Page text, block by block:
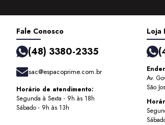
Fale Conosco
(48) 3380-2335
sac@espacoprime.com.br
Horário de atendimento:
Segunda à Sexta - 9h às 18h
Sábado - 9h às 13h
Loja
Av.
São